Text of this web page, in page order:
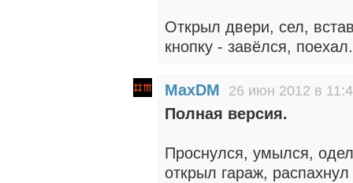
Открыл двери, сел,
кнопку - завёлся, поехал.
MaxDM 26 июн 2012 в
Полная версия.
Проснулся, умылся,
открыл гараж,